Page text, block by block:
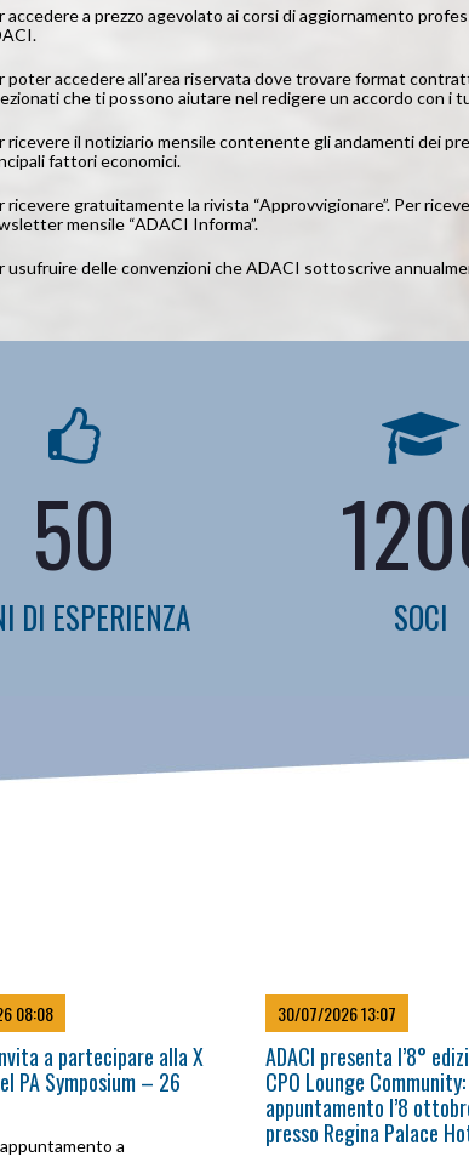
accedere a prezzo agevolato ai corsi di aggiornamento
poter accedere all’area riservata dove trovare format
che ti possono aiutare nel redigere un accordo con i
ricevere il notiziario mensile contenente gli andamenti dei
fattori economici.
ricevere gratuitamente la rivista “Approvvigionare”. Per
mensile “ADACI Informa”.
usufruire delle convenzioni che ADACI sottoscrive
50
DI ESPERIENZA SOCI
08:08
a partecipare alla X
PA Symposium – 26
a
30/07/2026 13:07
ADACI presenta l’8°
CPO Lounge Community:
appuntamento l’8
presso Regina Palace